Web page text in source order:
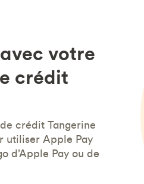
votre
crédit
crédit Tangerine
utiliser Apple Pay
d’Apple Pay ou de